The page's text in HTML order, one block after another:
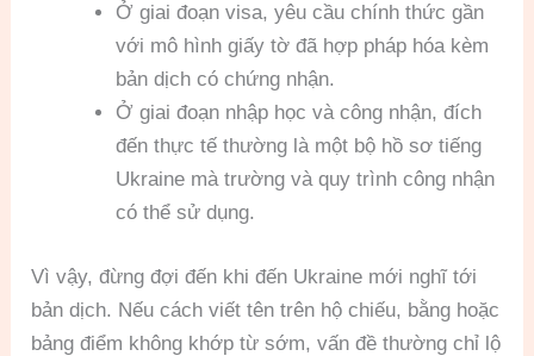
Ở giai đoạn visa, yêu cầu chính thức gần
với mô hình giấy tờ đã hợp pháp hóa kèm
bản dịch có chứng nhận.
Ở giai đoạn nhập học và công nhận, đích
đến thực tế thường là một bộ hồ sơ tiếng
Ukraine mà trường và quy trình công nhận
có thể sử dụng.
Vì vậy, đừng đợi đến khi đến Ukraine mới nghĩ tới
bản dịch. Nếu cách viết tên trên hộ chiếu, bằng hoặc
bảng điểm không khớp từ sớm, vấn đề thường chỉ lộ